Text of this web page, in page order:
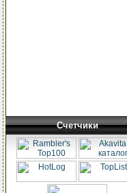
Счетчики